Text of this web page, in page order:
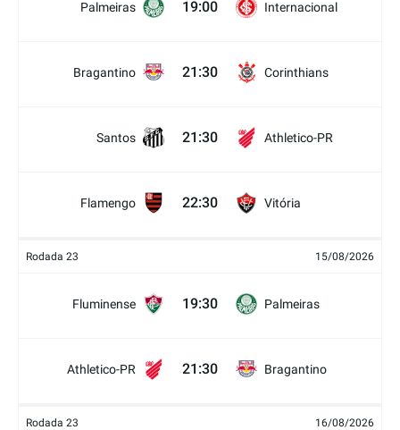
Palmeiras 19:00 Internacional
Bragantino 21:30 Corinthians
Santos 21:30 Athletico-PR
Flamengo 22:30 Vitória
Rodada 23 15/08/2026
Fluminense 19:30 Palmeiras
Athletico-PR 21:30 Bragantino
Rodada 23 16/08/2026